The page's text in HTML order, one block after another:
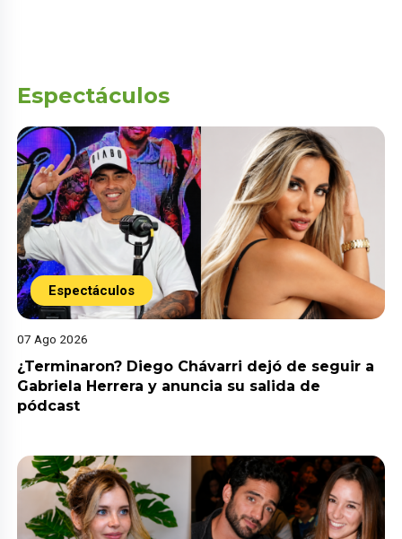
Espectáculos
Espectáculos
07 Ago 2026
¿Terminaron? Diego Chávarri dejó de seguir a
Gabriela Herrera y anuncia su salida de
pódcast